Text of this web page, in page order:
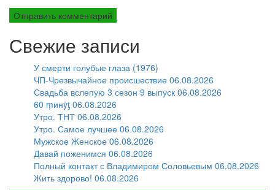
Свежие записи
У смерти голубые глаза (1976)
ЧП-Чрезвычайное происшествие 06.08.2026
Свадьба вслепую 3 сезон 9 выпуск 06.08.2026
60 ṃинẏƫ 06.08.2026
Утро. ТНТ 06.08.2026
Утро. Самое лучшее 06.08.2026
Мужское Женское 06.08.2026
Давай поженимся 06.08.2026
Полный контакт с Владимиром Соловьевым 06.08.2026
Жить здорово! 06.08.2026